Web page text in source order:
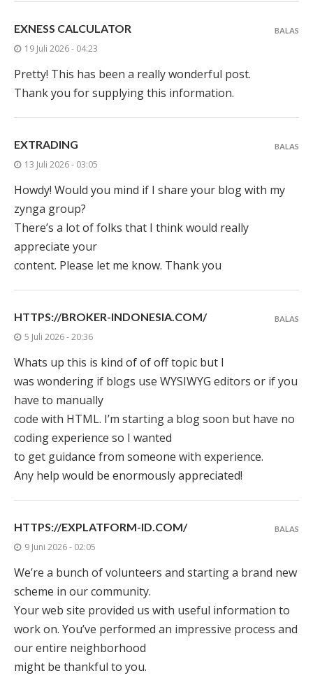
EXNESS CALCULATOR
19 Juli 2026 - 04:23
Pretty! This has been a really wonderful post.
Thank you for supplying this information.
BALAS
EXTRADING
13 Juli 2026 - 03:05
Howdy! Would you mind if I share your blog with my
zynga group?
There’s a lot of folks that I think would really
appreciate your
content. Please let me know. Thank you
BALAS
HTTPS://BROKER-INDONESIA.COM/
5 Juli 2026 - 20:36
Whats up this is kind of of off topic but I
was wondering if blogs use WYSIWYG editors or if you
have to manually
code with HTML. I’m starting a blog soon but have no
coding experience so I wanted
to get guidance from someone with experience.
Any help would be enormously appreciated!
BALAS
HTTPS://EXPLATFORM-ID.COM/
9 Juni 2026 - 02:05
We’re a bunch of volunteers and starting a brand new
scheme in our community.
Your web site provided us with useful information to
work on. You’ve performed an impressive process and
our entire neighborhood
might be thankful to you.
BALAS